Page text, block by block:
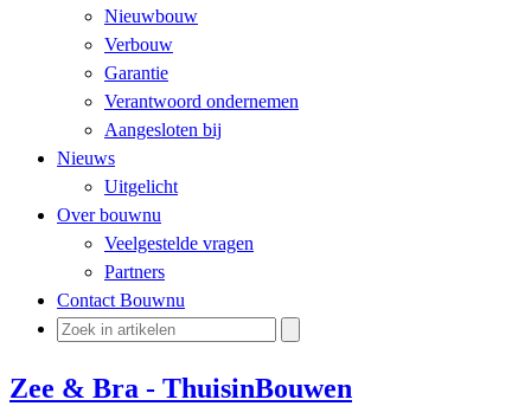
Nieuwbouw
Verbouw
Garantie
Verantwoord ondernemen
Aangesloten bij
Nieuws
Uitgelicht
Over bouwnu
Veelgestelde vragen
Partners
Contact Bouwnu
Zee & Bra - ThuisinBouwen